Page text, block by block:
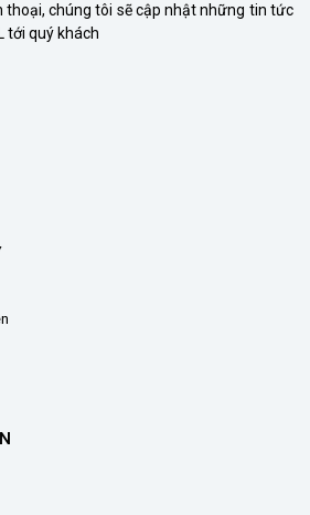
thoại, chúng tôi sẽ cập nhật những tin tức
tới quý khách